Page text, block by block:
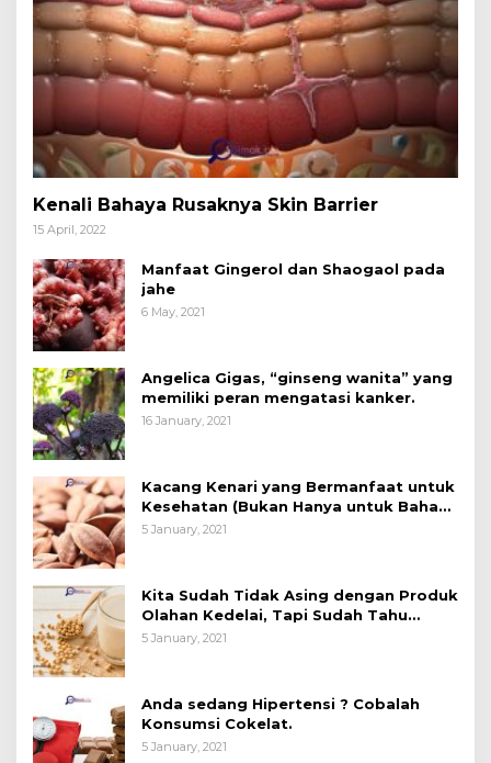
Kenali Bahaya Rusaknya Skin Barrier
15 April, 2022
Manfaat Gingerol dan Shaogaol pada
jahe
6 May, 2021
Angelica Gigas, “ginseng wanita” yang
memiliki peran mengatasi kanker.
16 January, 2021
Kacang Kenari yang Bermanfaat untuk
Kesehatan (Bukan Hanya untuk Bahan
Kue)
5 January, 2021
Kita Sudah Tidak Asing dengan Produk
Olahan Kedelai, Tapi Sudah Tahu
Manfaatnya untuk Kesehatan?
5 January, 2021
Anda sedang Hipertensi ? Cobalah
Konsumsi Cokelat.
5 January, 2021